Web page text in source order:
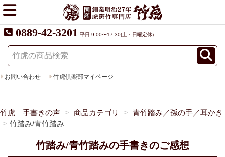
0889-42-3201 平日 9:00〜17:30(土・日曜定休)
お問い合わせ 竹虎倶楽部マイページ
竹虎 手書きの声 商品カテゴリ
青竹踏み／孫の手／耳かき
竹踏み/青竹踏み
竹踏み/青竹踏みの手書きのご感想